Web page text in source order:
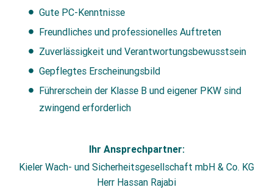
Gute PC-Kenntnisse
Freundliches und professionelles Auftreten
Zuverlässigkeit und Verantwortungsbewusstsein
Gepflegtes Erscheinungsbild
Führerschein der Klasse B und eigener PKW sind
zwingend erforderlich
Ihr Ansprechpartner:
Kieler Wach- und Sicherheitsgesellschaft mbH & Co. KG
Herr Hassan Rajabi